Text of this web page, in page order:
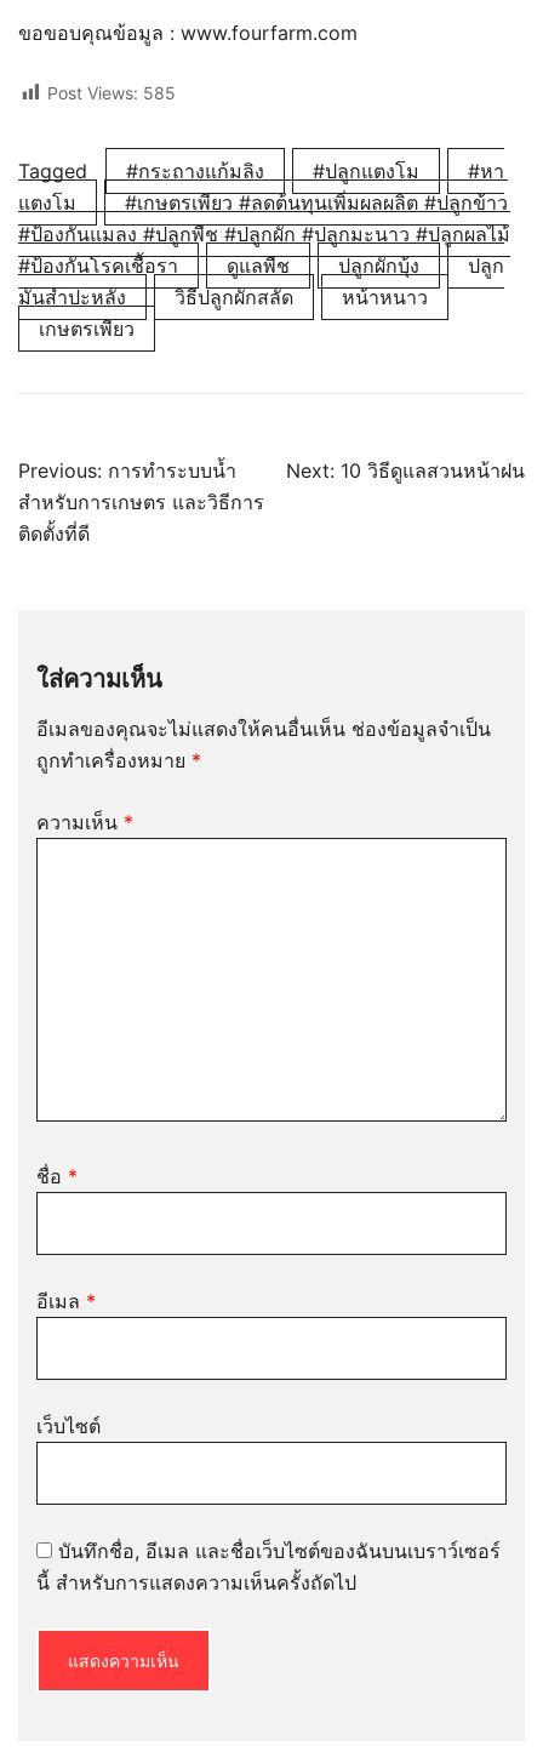
ขอขอบคุณข้อมูล : www.fourfarm.com
Post Views: 585
Tagged #กระถางแก้มลิง #ปลูกแตงโม
#หา
แตงโม
#เกษตรเพียว #ลดต้นทุนเพิ่มผลผลิต #ปลูกข้าว
#ป้องกันแมลง #ปลูกพืช #ปลูกผัก #ปลูกมะนาว #ปลูกผลไม้
#ป้องกันโรคเชื้อรา
ดูแลพืช ปลูกผักบุ้ง
ปลูก
มันสำปะหลัง
วิธีปลูกผักสลัด
หน้าหนาว
เกษตรเพียว
แนะแนว
เรื่อง
Previous: การทำระบบน้ำ
สำหรับการเกษตร และวิธีการ
ติดตั้งที่ดี
Next: 10 วิธีดูแลสวนหน้าฝน
ใส่ความเห็น
อีเมลของคุณจะไม่แสดงให้คนอื่นเห็น ช่องข้อมูลจำเป็น
ถูกทำเครื่องหมาย *
ความเห็น *
ชื่อ *
อีเมล *
เว็บไซต์
บันทึกชื่อ, อีเมล และชื่อเว็บไซต์ของฉันบนเบราว์เซอร์
นี้ สำหรับการแสดงความเห็นครั้งถัดไป